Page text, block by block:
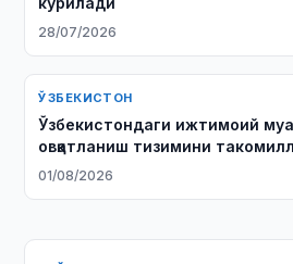
28/07/2026
ЎЗБЕКИСТОН
Ўзбекистондаги ижтимоий
овқатланиш тизимини
01/08/2026